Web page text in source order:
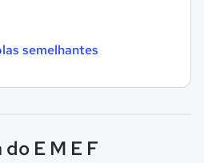
semelhantes
E M E F